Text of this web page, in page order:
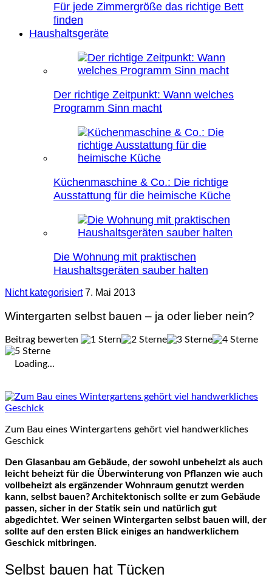
Für jede Zimmergröße das richtige Bett
finden
Haushaltsgeräte
Der richtige Zeitpunkt: Wann welches
Programm Sinn macht
Küchenmaschine & Co.: Die richtige
Ausstattung für die heimische Küche
Die Wohnung mit praktischen
Haushaltsgeräten sauber halten
Nicht kategorisiert 7. Mai 2013
Wintergarten selbst bauen – ja oder lieber nein?
Beitrag bewerten
Loading...
Zum Bau eines Wintergartens gehört viel handwerkliches
Geschick
Den Glasanbau am Gebäude, der sowohl unbeheizt als auch
leicht beheizt für die Überwinterung von Pflanzen wie auch
vollbeheizt als ergänzender Wohnraum genutzt werden
kann, selbst bauen? Architektonisch sollte er zum Gebäude
passen, sicher in der Statik sein und natürlich gut
abgedichtet. Wer seinen Wintergarten selbst bauen will, der
sollte auf den ersten Blick einiges an handwerklichem
Geschick mitbringen.
Selbst bauen hat Tücken